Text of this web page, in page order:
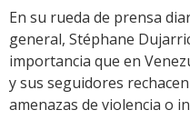
En su rueda de prensa
general, Stéphane
importancia que en
y sus seguidores
amenazas de violencia o